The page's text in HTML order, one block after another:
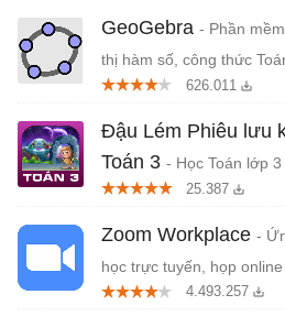
GeoGebra - Phần
thị hàm số, công thức
626.011
Đậu Lém Phiêu lưu
Toán 3 - Học Toán lớp
tính
25.387
Zoom Workplace -
học trực tuyến, họp online
4.493.257